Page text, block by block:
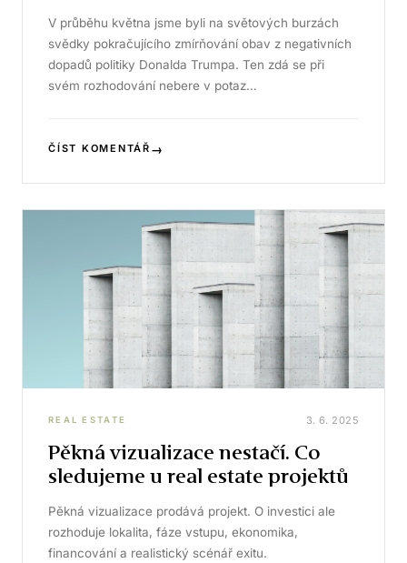
V průběhu května jsme byli na světových burzách
svědky pokračujícího zmírňování obav z negativních
dopadů politiky Donalda Trumpa. Ten zdá se při
svém rozhodování nebere v potaz…
ČÍST KOMENTÁŘ →
REAL ESTATE 3. 6. 2025
Pěkná vizualizace nestačí. Co
sledujeme u real estate projektů
Pěkná vizualizace prodává projekt. O investici ale
rozhoduje lokalita, fáze vstupu, ekonomika,
financování a realistický scénář exitu.